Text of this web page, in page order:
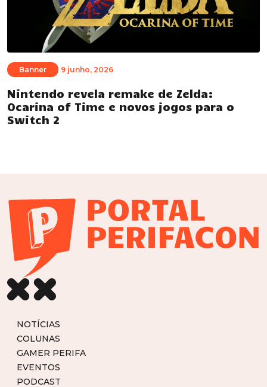
Banner 9 junho, 2026
Nintendo revela remake de Zelda:
Ocarina of Time e novos jogos para o
Switch 2
NOTÍCIAS
COLUNAS
GAMER PERIFA
EVENTOS
PODCAST